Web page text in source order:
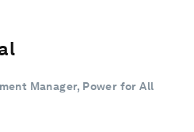
Manager, Power for All